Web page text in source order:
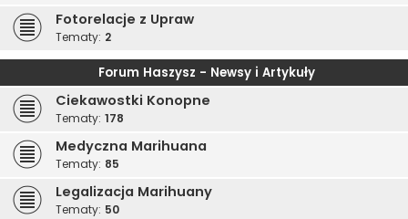
Fotorelacje z Upraw
Tematy: 2
Forum Haszysz - Newsy i Artykuły
Ciekawostki Konopne
Tematy: 178
Medyczna Marihuana
Tematy: 85
Legalizacja Marihuany
Tematy: 50